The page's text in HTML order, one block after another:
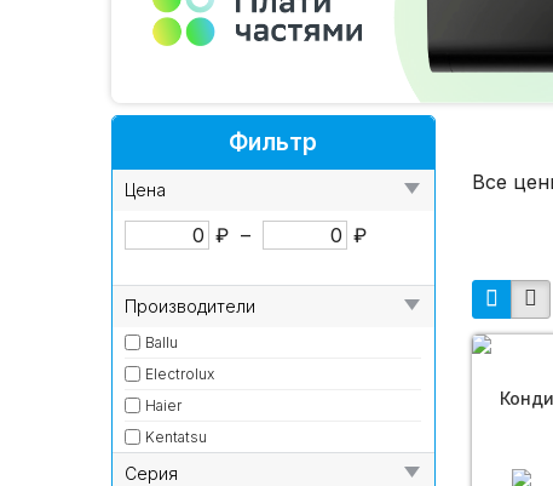
Фильтр
Цена
₽ – ₽
Производители
Ballu
Electrolux
Haier
Kentatsu
Cерия
Все